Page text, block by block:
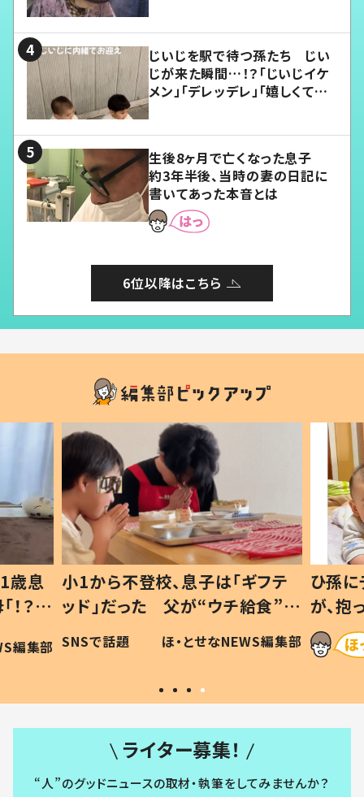
じいじを駅で待つ孫たち じい
じが来た瞬間…！？「じいじイケ
メン」「デレッデレ」「嬉しくて可
生後8ヶ月で亡くなった息子
約3年半後、当時の妻の日記に
書いてあった本音とは
6位以降はこちら
歳息
？」
編集部
小1から不登校、息子は「ギフテ
ッド」だった 父が“ウチ給食”を
作り続ける理由とは #令和の親
#令和の子
SNSで話題 ほ・とせなNEWS編集部
ひ孫
が、
「涙が
い」
ライター募集！
“人”のグッドニュースの取材・執筆をしてみませんか？